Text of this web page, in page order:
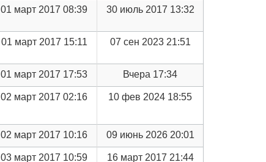
01 март 2017 08:39 30 июль 2017 13:32
01 март 2017 15:11 07 сен 2023 21:51
01 март 2017 17:53 Вчера 17:34
02 март 2017 02:16 10 фев 2024 18:55
02 март 2017 10:16 09 июнь 2026 20:01
03 март 2017 10:59 16 март 2017 21:44